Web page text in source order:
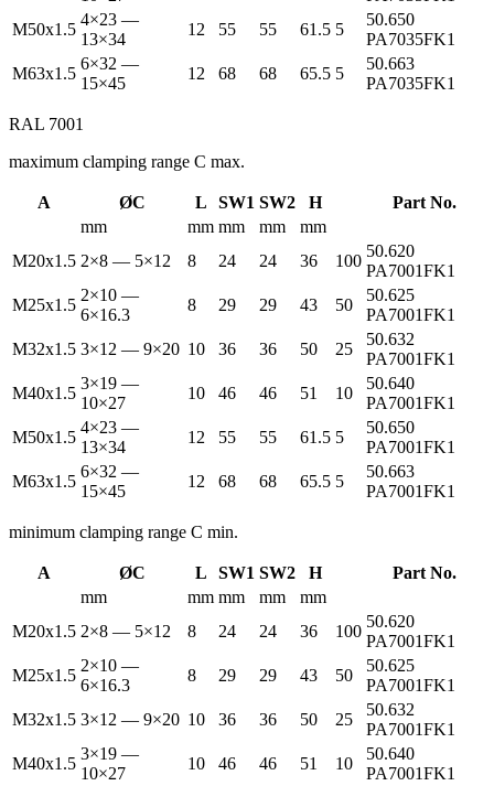
M50x1.5
4×23 —
13×34
12 55 55 61.5 5
50.650
PA7035FK1
M63x1.5
6×32 —
15×45
12 68 68 65.5 5
50.663
PA7035FK1
RAL 7001
maximum clamping range C max.
A ØC L SW1 SW2 H
Part No.
mm
mm mm mm
mm
M20x1.5 2×8 — 5×12 8 24 24 36 100
50.620
PA7001FK1
M25x1.5
2×10 —
6×16.3
8 29 29 43 50
50.625
PA7001FK1
M32x1.5 3×12 — 9×20 10 36 36 50 25
50.632
PA7001FK1
M40x1.5
3×19 —
10×27
10 46 46 51 10
50.640
PA7001FK1
M50x1.5
4×23 —
13×34
12 55 55 61.5 5
50.650
PA7001FK1
M63x1.5
6×32 —
15×45
12 68 68 65.5 5
50.663
PA7001FK1
minimum clamping range C min.
A ØC L SW1 SW2 H
Part No.
mm
mm mm mm
mm
M20x1.5 2×8 — 5×12 8 24 24 36 100
50.620
PA7001FK1
M25x1.5
2×10 —
6×16.3
8 29 29 43 50
50.625
PA7001FK1
M32x1.5 3×12 — 9×20 10 36 36 50 25
50.632
PA7001FK1
M40x1.5
3×19 —
10×27
10 46 46 51 10
50.640
PA7001FK1